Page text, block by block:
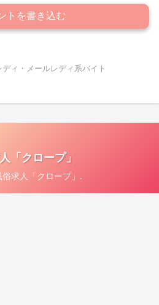
トを書き込む
ィ・メールレディ系バイト
「クロープ」
求人「クロープ」.